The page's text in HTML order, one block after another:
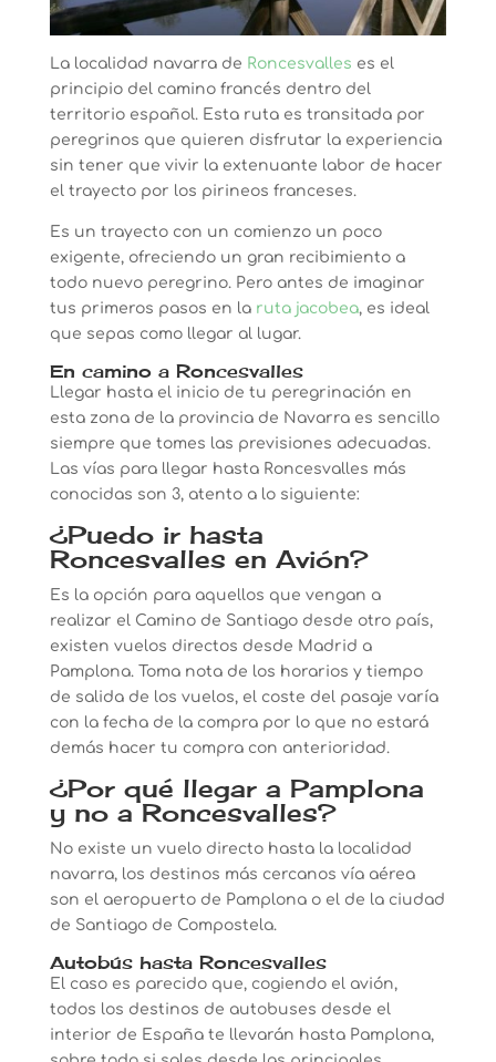
La localidad navarra de Roncesvalles es el
principio del camino francés dentro del
territorio español. Esta ruta es transitada por
peregrinos que quieren disfrutar la experiencia
sin tener que vivir la extenuante labor de hacer
el trayecto por los pirineos franceses.
Es un trayecto con un comienzo un poco
exigente, ofreciendo un gran recibimiento a
todo nuevo peregrino. Pero antes de imaginar
tus primeros pasos en la ruta jacobea, es ideal
que sepas como llegar al lugar.
En camino a Roncesvalles
Llegar hasta el inicio de tu peregrinación en
esta zona de la provincia de Navarra es sencillo
siempre que tomes las previsiones adecuadas.
Las vías para llegar hasta Roncesvalles más
conocidas son 3, atento a lo siguiente:
¿Puedo ir hasta
Roncesvalles en Avión?
Es la opción para aquellos que vengan a
realizar el Camino de Santiago desde otro país,
existen vuelos directos desde Madrid a
Pamplona. Toma nota de los horarios y tiempo
de salida de los vuelos, el coste del pasaje varía
con la fecha de la compra por lo que no estará
demás hacer tu compra con anterioridad.
¿Por qué llegar a Pamplona
y no a Roncesvalles?
No existe un vuelo directo hasta la localidad
navarra, los destinos más cercanos vía aérea
son el aeropuerto de Pamplona o el de la ciudad
de Santiago de Compostela.
Autobús hasta Roncesvalles
El caso es parecido que, cogiendo el avión,
todos los destinos de autobuses desde el
interior de España te llevarán hasta Pamplona,